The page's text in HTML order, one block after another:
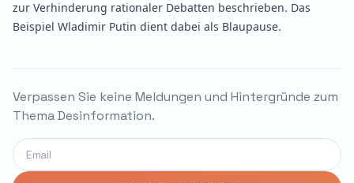
zur Verhinderung rationaler Debatten beschrieben. Das
Beispiel Wladimir Putin dient dabei als Blaupause.
Verpassen Sie keine Meldungen und Hintergründe zum
Thema Desinformation.